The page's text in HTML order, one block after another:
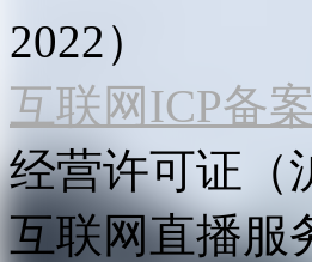
2022）
互联网ICP备
经营许可证（
互联网直播服